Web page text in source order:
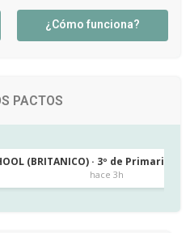
¿Cómo funciona?
PACTOS
(BRITANICO) · 3º de Primaria
hace 3h